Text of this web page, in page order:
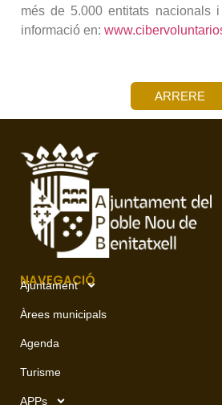
més de 5.000 entitats nacionals
informació en:
ARRERE
NAVEGACIÓ
Ajuntament
Àrees municipals
Agenda
Turisme
APPs